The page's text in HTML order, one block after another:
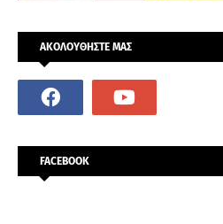
ΑΚΟΛΟΥΘΗΣΤΕ ΜΑΣ
FACEBOOK